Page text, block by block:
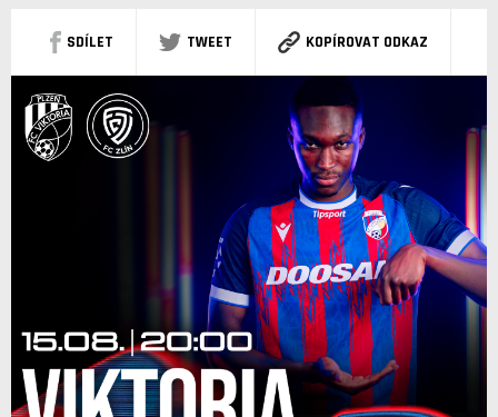
SDÍLET TWEET KOPÍROVAT ODKAZ